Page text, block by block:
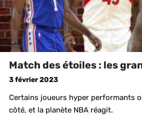
Match des étoiles : les
3 février 2023
Certains joueurs hyper performants
côté, et la planète NBA réagit.